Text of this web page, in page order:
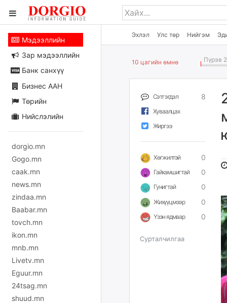
Эхлэл Улс төр Нийгэм
Мэдээллийн
Зар мэдээллийн
Банк санхүү
Бизнес ААН
Төрийн
Нийслэлийн
dorgio.mn
Gogo.mn
caak.mn
news.mn
zindaa.mn
Baabar.mn
tovch.mn
ikon.mn
mnb.mn
Livetv.mn
Eguur.mn
24tsag.mn
shuud.mn
10 цагийн өмнө Пүрэв
Сэтгэгдэл 8
Хуваалцах
Жиргээ
Хөгжилтэй 0
Гайхамшигтай 0
Гунигтай 0
Жихүүцмээр 0
Үзэн ядмаар 0
Сурталчилгаа